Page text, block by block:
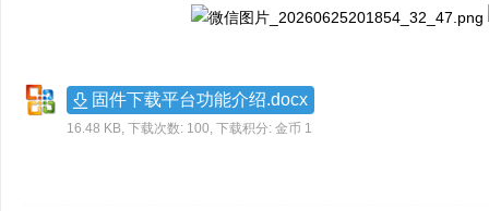
固件下载平台功能介绍.docx
16.48 KB, 下载次数: 100, 下载积分: 金币 1